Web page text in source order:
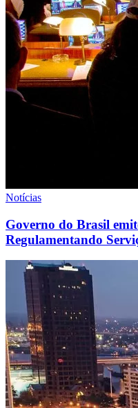
Notícias
Governo do Brasil
Regulamentando